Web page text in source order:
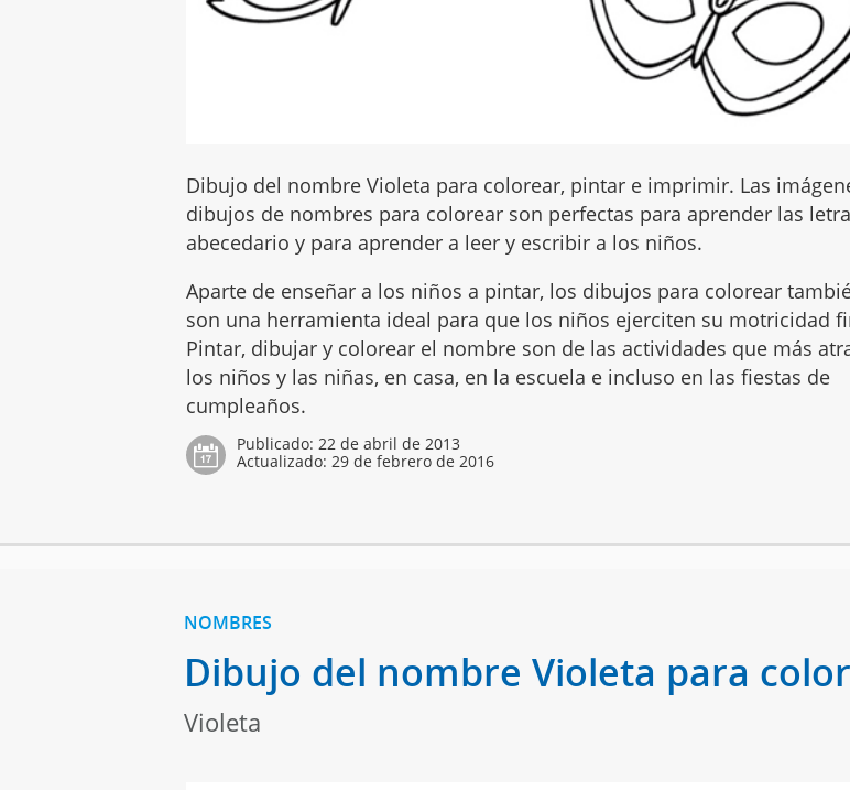
Dibujo del nombre Violeta para colorear, pintar e imprimir. Las
dibujos de nombres para colorear son perfectas para aprender las
abecedario y para aprender a leer y escribir a los niños.
Aparte de enseñar a los niños a pintar, los dibujos para colorear
son una herramienta ideal para que los niños ejerciten su motricidad
Pintar, dibujar y colorear el nombre son de las actividades que más
los niños y las niñas, en casa, en la escuela e incluso en las fiestas de
cumpleaños.
Publicado:22 de abril de 2013
Actualizado:29 de febrero de 2016
NOMBRES
Dibujo del nombre Violeta para
Violeta